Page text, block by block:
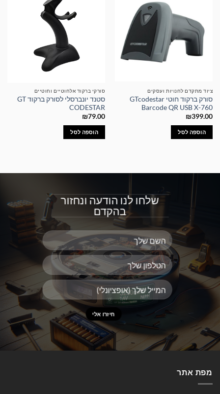
ציוד מתקדם לחנויות ועסקים
סורק ברקוד חוטי GTcodestar
Barcode QR USB X-760
₪399.00
הוספה לסל
סורקי ברקוד אלחוטיים וחוטיים
סטנד יונברסלי לסורק ברקוד GT
CODESTAR
₪79.00
הוספה לסל
שלחו לנו הודעה ונחזור
בהקדם
מפת אתר